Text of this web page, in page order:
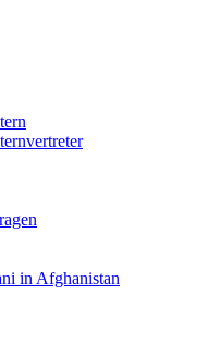
in Afghanistan